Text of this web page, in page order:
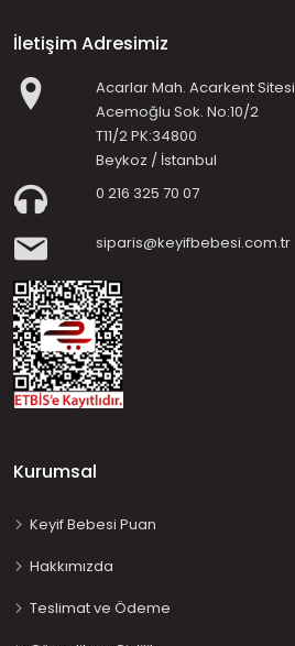
İletişim Adresimiz
Acarlar Mah. Acarkent Sitesi
Acemoğlu Sok. No:10/2
T11/2 PK:34800
Beykoz / İstanbul
0 216 325 70 07
siparis@keyifbebesi.com.tr
Kurumsal
Keyif Bebesi Puan
Hakkımızda
Teslimat ve Ödeme